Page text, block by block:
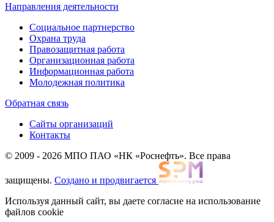
Направления деятельности
Социальное партнерство
Охрана труда
Правозащитная работа
Организационная работа
Информационная работа
Молодежная политика
Обратная связь
Сайты организаций
Контакты
© 2009 - 2026 МПО ПАО «НК «Роснефть». Все права
защищены. Создано и продвигается
Используя данный сайт, вы даете согласие на использование
файлов cookie